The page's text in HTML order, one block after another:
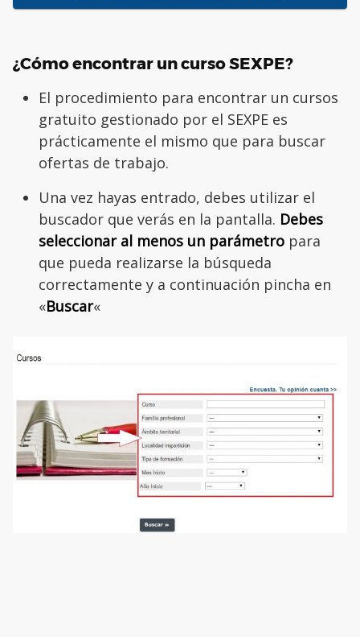
¿Cómo encontrar un curso SEXPE?
El procedimiento para encontrar un cursos
gratuito gestionado por el SEXPE es
prácticamente el mismo que para buscar
ofertas de trabajo.
Una vez hayas entrado, debes utilizar el
buscador que verás en la pantalla. Debes
seleccionar al menos un parámetro para
que pueda realizarse la búsqueda
correctamente y a continuación pincha en
«Buscar«